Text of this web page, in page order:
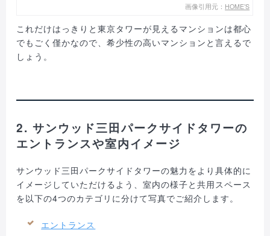
画像引用元： HOME’S
これだけはっきりと東京タワーが見えるマンションは都心
でもごく僅かなので、希少性の高いマンションと言えるで
しょう。
2. サンウッド三田パークサイドタワーの
エントランスや室内イメージ
サンウッド三田パークサイドタワーの魅力をより具体的に
イメージしていただけるよう、室内の様子と共用スペース
を以下の4つのカテゴリに分けて写真でご紹介します。
エントランス